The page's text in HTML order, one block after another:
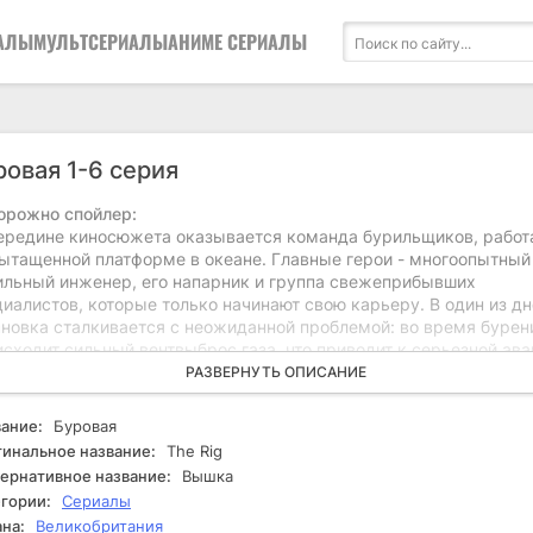
МУЛЬТСЕРИАЛЫАНИМЕ СЕРИАЛЫ
1-6 серия
спойлер:
киносюжета оказывается команда бурильщиков,
платформе в океане. Главные герои - многоопытный
инженер, его напарник и группа свежеприбывших
которые только начинают свою карьеру. В один из
сталкивается с неожиданной проблемой: во время
сильный вентвыброс газа, что приводит к серьезной
событие запускает цепь тревожных событий, ставящих под
сотрудников и безопасность платформы. Исследование
с глубокого анализа первопричин аварии. Бортинженер и
пытаются выяснить, было ли это случайностью или
На их пути возникают препятствия: работники пытаются
детали произошедшего, а среди членов бригады начинают
недовольства и напряженность. В то время как установка
РАЗВЕРНУТЬ ОПИСАНИЕ
Буровая
название:
The Rig
название:
Вышка
Сериалы
Великобритания